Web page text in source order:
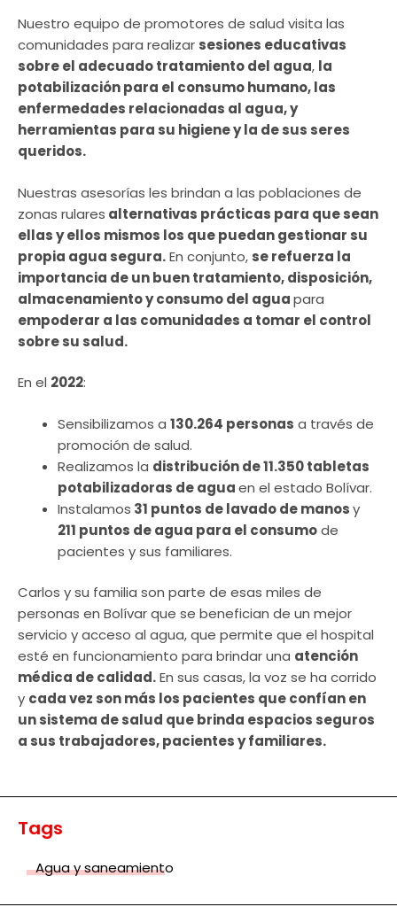
Nuestro equipo de promotores de salud visita las
comunidades para realizar sesiones educativas
sobre el adecuado tratamiento del agua, la
potabilización para el consumo humano, las
enfermedades relacionadas al agua, y
herramientas para su higiene y la de sus seres
queridos.
Nuestras asesorías les brindan a las poblaciones de
zonas rulares alternativas prácticas para que sean
ellas y ellos mismos los que puedan gestionar su
propia agua segura.En conjunto, se refuerza la
importancia de un buen tratamiento, disposición,
almacenamiento y consumo del aguapara
empoderar a las comunidades a tomar el control
sobre su salud.
En el 2022:
Sensibilizamos a 130.264 personas a través de
promoción de salud.
Realizamos la distribución de 11.350 tabletas
potabilizadoras de aguaen el estado Bolívar.
Instalamos 31 puntos de lavado de manosy
211 puntos de agua para el consumode
pacientes y sus familiares.
Carlos y su familia son parte de esas miles de
personas en Bolívar que se benefician de un mejor
servicio y acceso al agua, que permite que el hospital
esté en funcionamiento para brindar una atención
médica de calidad.En sus casas, la voz se ha corrido
y cada vez son más los pacientes que confían en
un sistema de salud que brinda espacios seguros
a sus trabajadores, pacientes y familiares.
Tags
Agua y saneamiento